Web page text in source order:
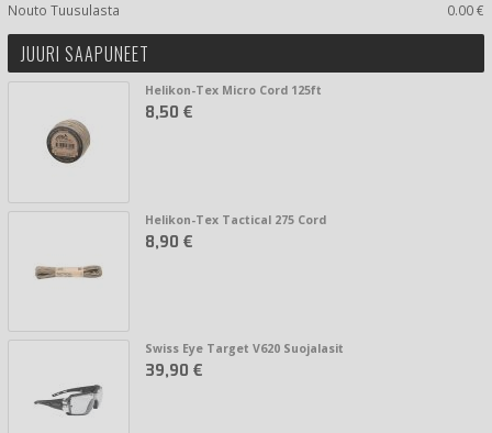
Nouto Tuusulasta
0.00 €
JUURI SAAPUNEET
Helikon-Tex Micro Cord 125ft
8,50 €
Helikon-Tex Tactical 275 Cord
8,90 €
Swiss Eye Target V620 Suojalasit
39,90 €